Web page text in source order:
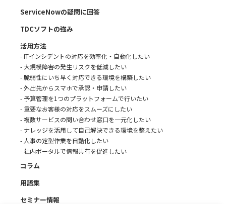
ServiceNowの疑問に回答
TDCソフトの強み
活用方法
- ITインシデントの対応を効率化・自動化したい
- 大規模障害の発生リスクを低減したい
- 脆弱性にいち早く対応できる環境を構築したい
- 外出先からスマホで承認・申請したい
- 予算管理を1つのプラットフォームで行いたい
- 重要なお客様の対応をスムーズにしたい
- 複数サービスの問い合わせ窓口を一元化したい
- ナレッジを活用して自己解決できる環境を整えたい
- 人事の定型作業を自動化したい
- 社内ポータルで情報共有を促進したい
コラム
用語集
セミナー情報